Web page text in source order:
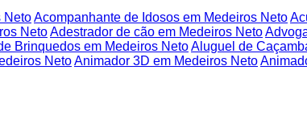
NetoAcompanhante de Idosos em Medeiros Neto
NetoAdestrador de cão em Medeiros Neto
Brinquedos em Medeiros NetoAluguel de
NetoAnimador 3D em Medeiros Neto